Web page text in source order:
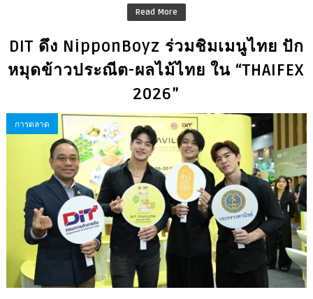
Read More
DIT ดึง NipponBoyz ร่วมชิมเมนูไทย ปัก
หมุดข้าวประณีต-ผลไม้ไทย ใน “THAIFEX
2026”
การตลาด